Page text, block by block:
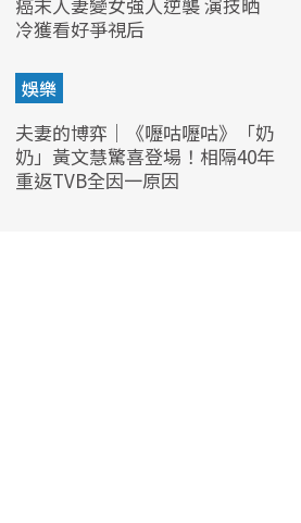
冷獲看好爭視后
娛樂
夫妻的博弈｜《嚦咕嚦咕》「奶
奶」黃文慧驚喜登場！相隔40年
重返TVB全因一原因